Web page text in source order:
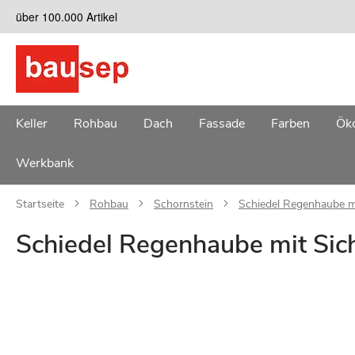
Zum
Inhalt
springen
über 100.000 Artikel
Keller Rohbau Dach Fassade Farben
Werkbank
Startseite Rohbau Schornstein Schiedel Regenhaube
Schiedel Regenhaube mit